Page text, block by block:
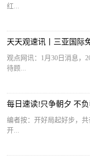
红...
观点网讯：1月30日消息，
待顾...
编者按：开好局起好步，
开...